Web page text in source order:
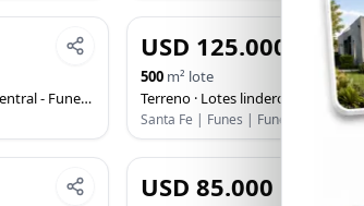
- Funes Lakes
VENTA
USD 125.000
500 m² lote
Terreno · Lotes linderos Canal central -
Santa Fe | Funes | Funes Lakes
VENTA
USD 85.000